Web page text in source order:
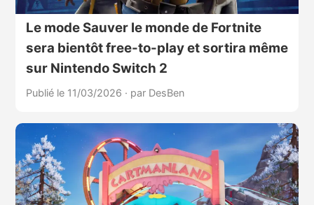
Le mode Sauver le monde de Fortnite
sera bientôt free-to-play et sortira même
sur Nintendo Switch 2
Publié le 11/03/2026 · par DesBen